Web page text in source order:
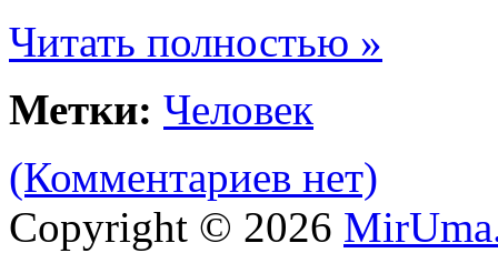
Читать полностью »
Метки: Человек
(Комментариев нет)
Copyright © 2026